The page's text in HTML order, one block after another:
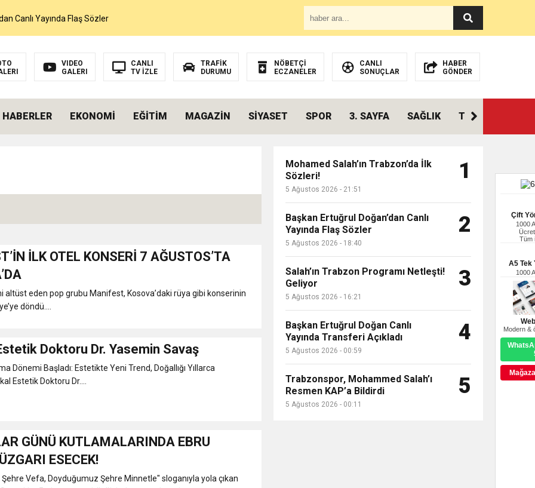
Çift
1000
Tüm
A5 Tek
1000
Modern &
Canlı Yayında Flaş Sözler
Netleşti! Geliyor
HEYECANI
Neden Gözaltında ;
VIDEO
GALERI
CANLI
TV İZLE
TRAFİK
DURUMU
NÖBETÇİ
ECZANELER
CANLI
SONUÇLAR
HABER
GÖNDER
HABERLER EKONOMİ EĞİTİM MAGAZİN SİYASET SPOR 3. SAYFA SAĞLIK TEKNOLOJİ
İLK OTEL KONSERİ 7 AĞUSTOS’TA
altüst eden pop grubu Manifest, Kosova’daki rüya gibi konserinin
döndü....
Doktoru Dr. Yasemin Savaş
Dönemi Başladı: Estetikte Yeni Trend, Doğallığı Yıllarca
Medikal Estetik Doktoru Dr....
GÜNÜ KUTLAMALARINDA EBRU
ESECEK!
Vefa, Doyduğumuz Şehre Minnetle" sloganıyla yola çıkan
Mohamed Salah’ın Trabzon’da İlk
Sözleri!
5 Ağustos 2026 - 21:51
1
Başkan Ertuğrul Doğan’dan Canlı
Yayında Flaş Sözler
5 Ağustos 2026 - 18:40
2
Salah’ın Trabzon Programı Netleşti!
Geliyor
5 Ağustos 2026 - 16:21
3
Başkan Ertuğrul Doğan Canlı
Yayında Transferi Açıkladı
5 Ağustos 2026 - 00:59
4
Trabzonspor, Mohammed Salah’ı
Resmen KAP’a Bildirdi
5 Ağustos 2026 - 00:11
5